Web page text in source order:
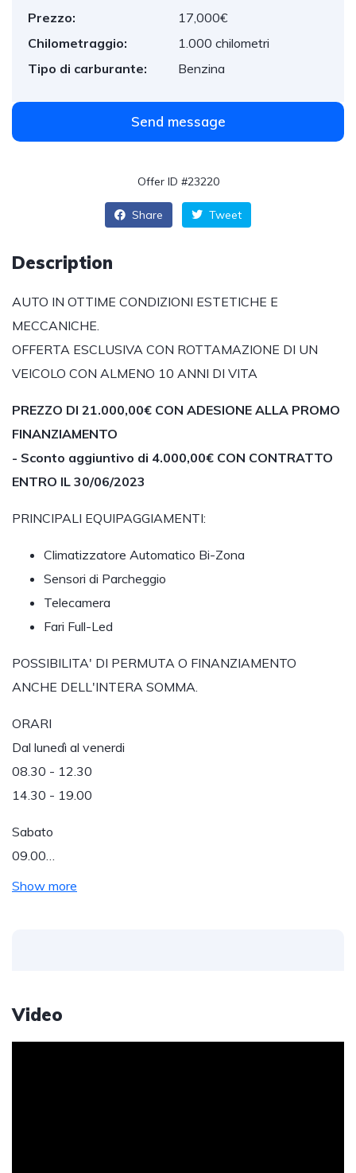
Prezzo:
17,000€
Chilometraggio:
1.000 chilometri
Tipo di carburante:
Benzina
Send message
Offer ID #23220
Share Tweet
Description
AUTO IN OTTIME CONDIZIONI ESTETICHE E
MECCANICHE.
OFFERTA ESCLUSIVA CON ROTTAMAZIONE DI UN
VEICOLO CON ALMENO 10 ANNI DI VITA
PREZZO DI 21.000,00€ CON ADESIONE ALLA PROMO
FINANZIAMENTO
- Sconto aggiuntivo di 4.000,00€ CON CONTRATTO
ENTRO IL 30/06/2023
PRINCIPALI EQUIPAGGIAMENTI:
Climatizzatore Automatico Bi-Zona
Sensori di Parcheggio
Telecamera
Fari Full-Led
POSSIBILITA' DI PERMUTA O FINANZIAMENTO
ANCHE DELL'INTERA SOMMA.
ORARI
Dal lunedì al venerdi
08.30 - 12.30
14.30 - 19.00
Sabato
09.00…
Show more
Video